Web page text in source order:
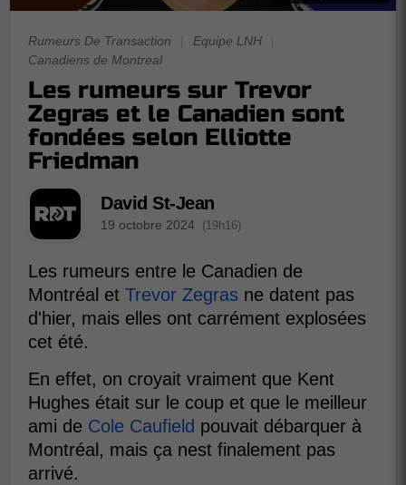
Rumeurs De Transaction Equipe LNH
Canadiens de Montreal
Les rumeurs sur Trevor
Zegras et le Canadien sont
fondées selon Elliotte
Friedman
David St-Jean
19 octobre 2024 (19h16)
Les rumeurs entre le Canadien de
Montréal et Trevor Zegras ne datent pas
d'hier, mais elles ont carrément explosées
cet été.
En effet, on croyait vraiment que Kent
Hughes était sur le coup et que le meilleur
ami de Cole Caufield pouvait débarquer à
Montréal, mais ça nest finalement pas
arrivé.